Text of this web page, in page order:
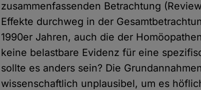
zusammenfassenden Betrachtung
Effekte durchweg in der
1990er Jahren, auch die der
keine belastbare Evidenz für eine
sollte es anders sein? Die
wissenschaftlich unplausibel, um es